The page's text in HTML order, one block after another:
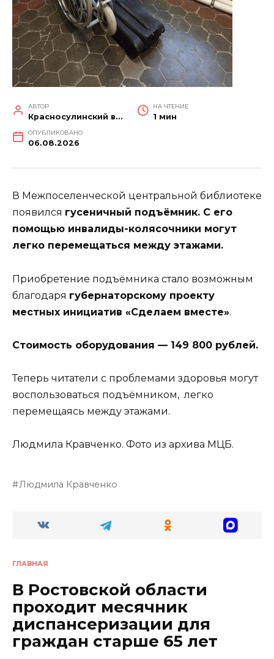
АВТОР
Красносулинский вестник
НА ЧТЕНИЕ
1 мин
ОПУБЛИКОВАНО
06.08.2026
В Межпоселенческой центральной библиотеке
появился гусеничный подъёмник. С его
помощью инвалиды-колясочники могут
легко перемещаться между этажами.
Приобретение подъёмника стало возможным
благодаря губернаторскому проекту
местных инициатив «Сделаем вместе».
Стоимость оборудования — 149 800 рублей.
Теперь читатели с проблемами здоровья могут
воспользоваться подъёмником, легко
перемещаясь между этажами.
Людмила Кравченко. Фото из архива МЦБ.
Людмила Кравченко
ГЛАВНАЯ
В Ростовской области
проходит месячник
диспансеризации для
граждан старше 65 лет